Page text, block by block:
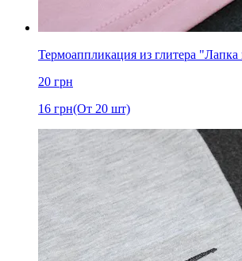
Термоаппликация из глитера
20 грн
16 грн(От 20 шт)